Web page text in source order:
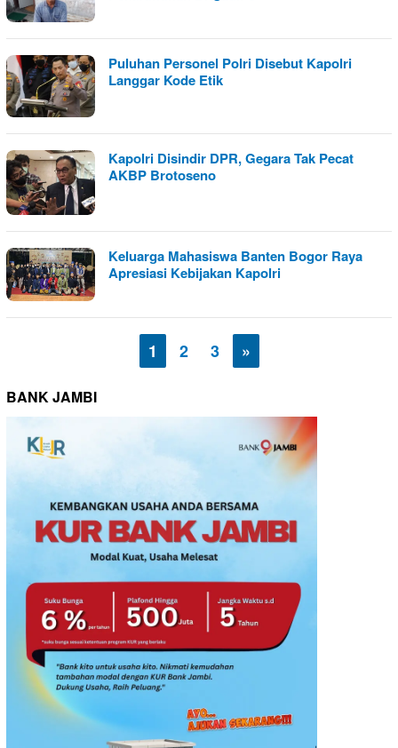
Puluhan Personel Polri Disebut Kapolri
Langgar Kode Etik
Kapolri Disindir DPR, Gegara Tak Pecat
AKBP Brotoseno
Keluarga Mahasiswa Banten Bogor Raya
Apresiasi Kebijakan Kapolri
1 2 3 »
BANK JAMBI